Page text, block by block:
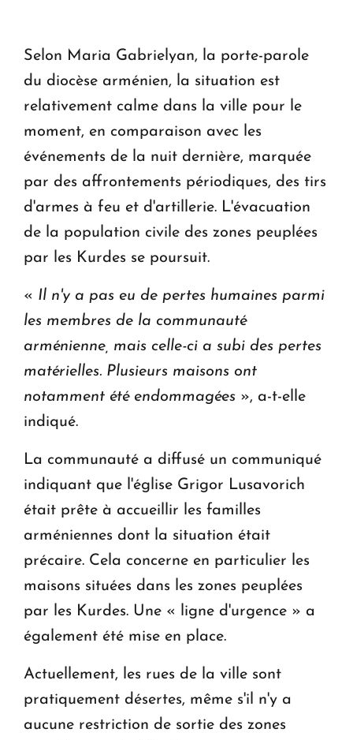
Selon Maria Gabrielyan, la porte-parole
du diocèse arménien, la situation est
relativement calme dans la ville pour le
moment, en comparaison avec les
événements de la nuit dernière, marquée
par des affrontements périodiques, des tirs
d'armes à feu et d'artillerie. L'évacuation
de la population civile des zones peuplées
par les Kurdes se poursuit.
« Il n'y a pas eu de pertes humaines parmi
les membres de la communauté
arménienne, mais celle-ci a subi des pertes
matérielles. Plusieurs maisons ont
notamment été endommagées », a-t-elle
indiqué.
La communauté a diffusé un communiqué
indiquant que l'église Grigor Lusavorich
était prête à accueillir les familles
arméniennes dont la situation était
précaire. Cela concerne en particulier les
maisons situées dans les zones peuplées
par les Kurdes. Une « ligne d'urgence » a
également été mise en place.
Actuellement, les rues de la ville sont
pratiquement désertes, même s'il n'y a
aucune restriction de sortie des zones